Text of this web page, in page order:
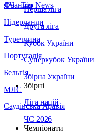
Франція
Нідерланди
Туреччина
Португалія
Бельгія
МЛС
Саудівська Аравія
ЛЧ - Top News
Перша ліга
Друга ліга
Кубок України
Суперкубок України
Збірна України
Збірні
Ліга націй
ЧС 2026
Чемпіонати